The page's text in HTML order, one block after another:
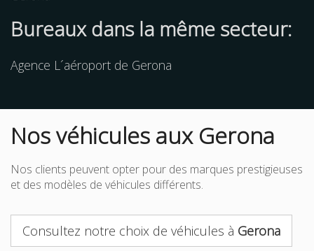
Bureaux dans la même secteur:
Agence L´aéroport de Gerona
Nos véhicules aux Gerona
Nos clients peuvent opter pour des marques prestigieuses
et des modèles de véhicules différents.
Consultez notre choix de véhicules à Gerona